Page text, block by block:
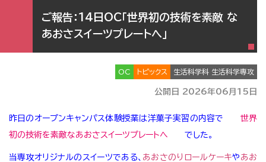
ご報告：14日OC「世界初の技術を素敵 な
あおさスイーツプレートへ」
OC トピックス 生活科学科 生活科学専攻
公開日 2026年06月15日
昨日のオープンキャンパス体験授業は洋菓子実習の内容で 世界
初の技術を素敵なあおさスイーツプレートへ
でした。
当専攻オリジナルのスイーツである、 あおさのりロールケーキや あお